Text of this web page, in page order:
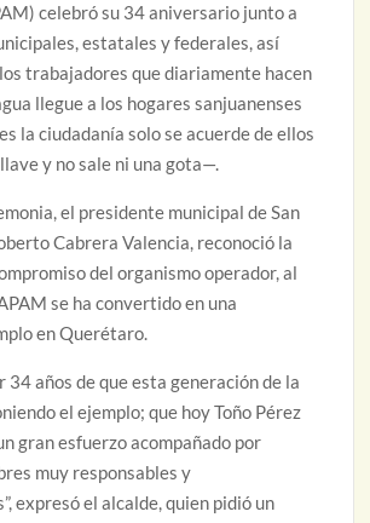
celebró su 34 aniversario junto a
estatales y federales, así
trabajadores que diariamente hacen
llegue a los hogares sanjuanenses
la ciudadanía solo se acuerde de ellos
y no sale ni una gota—.
el presidente municipal de San
Cabrera Valencia, reconoció la
del organismo operador, al
se ha convertido en una
en Querétaro.
34 años de que esta generación de la
el ejemplo; que hoy Toño Pérez
gran esfuerzo acompañado por
muy responsables y
expresó el alcalde, quien pidió un